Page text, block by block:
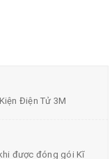
3P
Điện Tử 3M
được đóng gói Kĩ